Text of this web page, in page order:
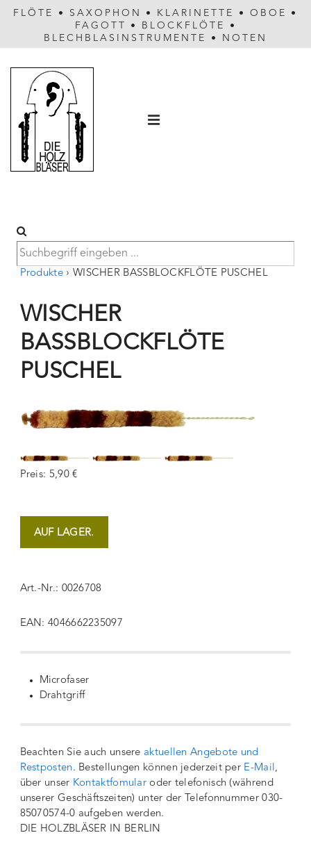
FLÖTE • SAXOPHON • KLARINETTE • OBOE
•
FAGOTT
• BLOCKFLÖTE
•
BLECHBLASINSTRUMENTE
• NOTEN
Produkte › WISCHER BASSBLOCKFLÖTE PUSCHEL
WISCHER
BASSBLOCKFLÖTE
PUSCHEL
Preis: 5,90 €
AUF LAGER.
Art.-Nr.: 0026708
EAN: 4046662235097
Microfaser
Drahtgriff
Beachten Sie auch unsere aktuellen Angebote und
Restposten. Bestellungen können jederzeit per E-Mail,
über unser Kontaktfomular oder telefonisch (während
unserer Geschäftszeiten) unter der Telefonnummer 030-
85070574-0 aufgeben werden.
DIE HOLZBLÄSER IN BERLIN